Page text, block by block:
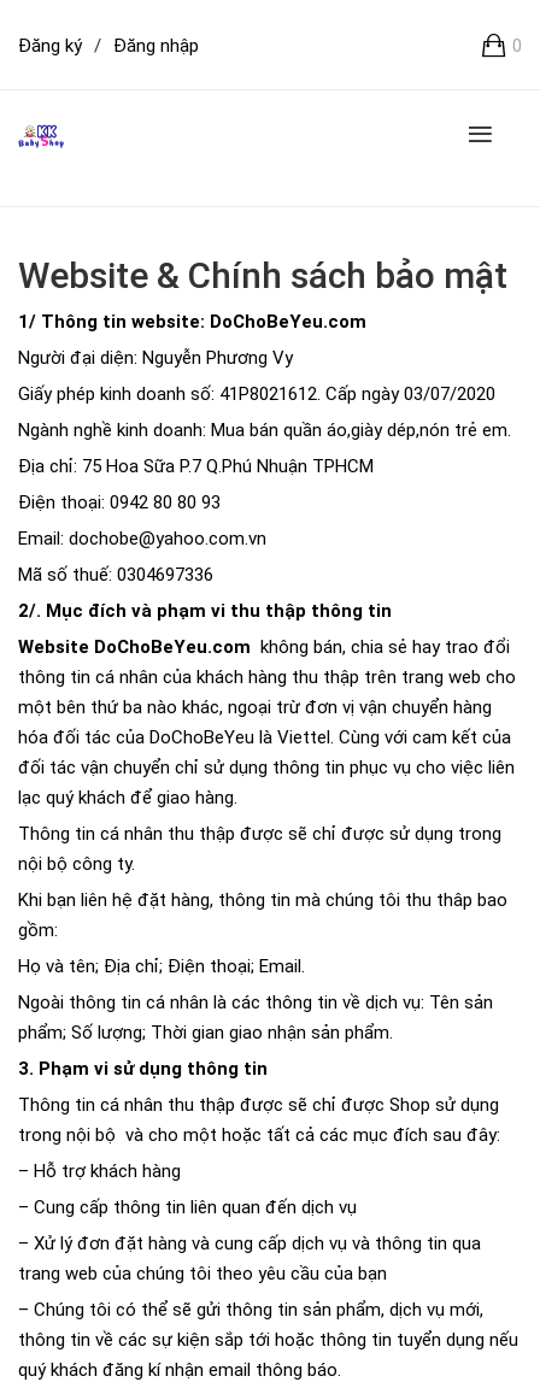
0
Đăng ký / Đăng nhập
Website & Chính sách bảo mật
1/ Thông tin website: DoChoBeYeu.com
Người đại diện: Nguyễn Phương Vy
Giấy phép kinh doanh số: 41P8021612. Cấp ngày 03/07/2020
Ngành nghề kinh doanh: Mua bán quần áo,giày dép,nón trẻ em.
Địa chỉ: 75 Hoa Sữa P.7 Q.Phú Nhuận TPHCM
Điện thoại: 0942 80 80 93
Email: dochobe@yahoo.com.vn
Mã số thuế: 0304697336
2/. Mục đích và phạm vi thu thập thông tin
Website DoChoBeYeu.com không bán, chia sẻ hay trao đổi
thông tin cá nhân của khách hàng thu thập trên trang web cho
một bên thứ ba nào khác, ngoại trừ đơn vị vận chuyển hàng
hóa đối tác của DoChoBeYeu là Viettel. Cùng với cam kết của
đối tác vận chuyển chỉ sử dụng thông tin phục vụ cho việc liên
lạc quý khách để giao hàng.
Thông tin cá nhân thu thập được sẽ chỉ được sử dụng trong
nội bộ công ty.
Khi bạn liên hệ đặt hàng, thông tin mà chúng tôi thu thâp bao
gồm:
Họ và tên; Địa chỉ; Điện thoại; Email.
Ngoài thông tin cá nhân là các thông tin về dịch vụ: Tên sản
phẩm; Số lượng; Thời gian giao nhận sản phẩm.
3. Phạm vi sử dụng thông tin
Thông tin cá nhân thu thập được sẽ chỉ được Shop sử dụng
trong nội bộ và cho một hoặc tất cả các mục đích sau đây:
– Hỗ trợ khách hàng
– Cung cấp thông tin liên quan đến dịch vụ
– Xử lý đơn đặt hàng và cung cấp dịch vụ và thông tin qua
trang web của chúng tôi theo yêu cầu của bạn
– Chúng tôi có thể sẽ gửi thông tin sản phẩm, dịch vụ mới,
thông tin về các sự kiện sắp tới hoặc thông tin tuyển dụng nếu
quý khách đăng kí nhận email thông báo.